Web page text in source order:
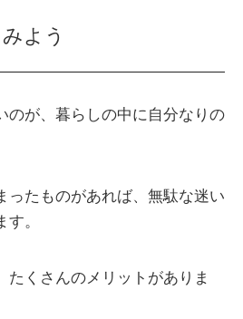
よう
のが、暮らしの中に自分なりの
ったものがあれば、無駄な迷い
。
たくさんのメリットがありま